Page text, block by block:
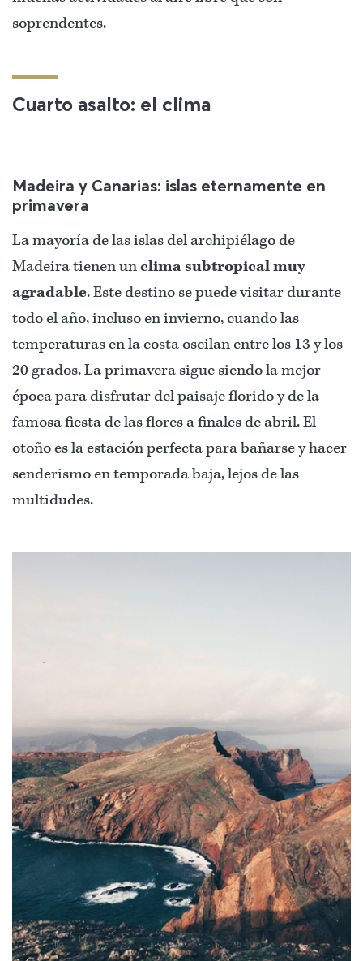
soprendentes.
Cuarto asalto: el clima
Madeira y Canarias: islas eternamente en
primavera
La mayoría de las islas del archipiélago de
Madeira tienen unclima subtropical muy
agradable. Este destino se puede visitar durante
todo el año, incluso en invierno, cuando las
temperaturas en la costa oscilan entre los 13 y los
20 grados. La primavera sigue siendo la mejor
época para disfrutar del paisaje florido y de la
famosa fiesta de las flores a finales de abril. El
otoño es la estación perfecta para bañarse y hacer
senderismo en temporada baja, lejos de las
multidudes.